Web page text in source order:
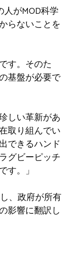
人がMOD科学
らないことを
す。そのた
基盤が必要で
しい革新があ
取り組んでい
できるハンド
グビーピッチ
す。」
、政府が所有
影響に翻訳し